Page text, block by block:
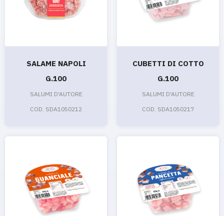
SALAME NAPOLI
G.100
SALUMI D'AUTORE
COD. SDA1050212
CUBETTI DI COTTO
G.100
SALUMI D'AUTORE
COD. SDA1050217